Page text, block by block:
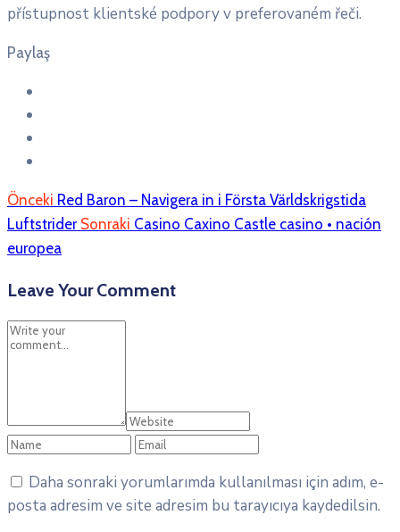
přístupnost klientské podpory v preferovaném řeči.
Paylaş
Önceki Red Baron – Navigera in i Första Världskrigstida
Luftstrider Sonraki Casino Caxino Castle casino • nación
europea
Leave Your Comment
Daha sonraki yorumlarımda kullanılması için adım, e-
posta adresim ve site adresim bu tarayıcıya kaydedilsin.